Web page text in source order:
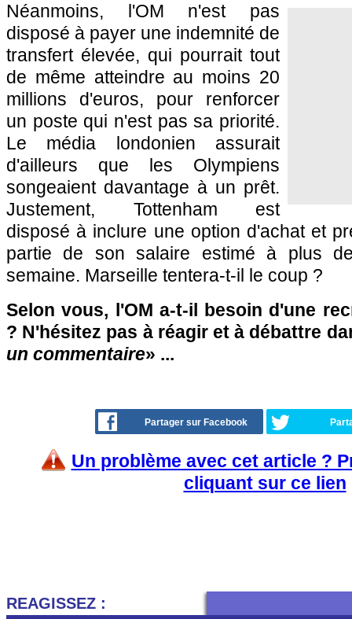
Néanmoins, l'OM n'est pas
disposé à payer une indemnité de
transfert élevée, qui pourrait tout
de même atteindre au moins 20
millions d'euros, pour renforcer
un poste qui n'est pas sa priorité.
Le média londonien assurait
d'ailleurs que les Olympiens
songeaient davantage à un prêt.
Justement, Tottenham est
disposé à inclure une option d'achat et
partie de son salaire estimé à plus
semaine. Marseille tentera-t-il le coup ?
Selon vous, l'OM a-t-il besoin d'une
? N'hésitez pas à réagir et à débattre
un commentaire» ...
Partager sur Facebook
Un problème avec cet article ?
cliquant sur ce lien
REAGISSEZ :